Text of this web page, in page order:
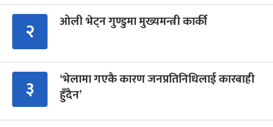
२ ओली भेट्न गुण्डुमा मुख्यमन्त्री कार्की
३
‘भेलामा गएकै कारण जनप्रतिनिधिलाई कारबाही
हुँदैन’